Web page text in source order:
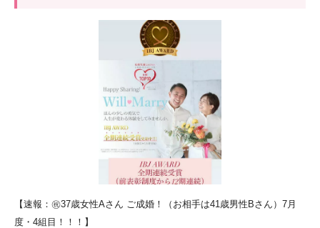
【速報：㊗37歳女性Aさん ご成婚！（お相手は41歳男性Bさん）7月
度・4組目！！！ 】